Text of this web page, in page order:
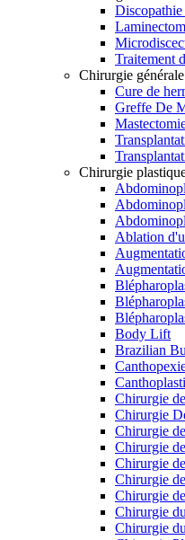
Traitement
Chirurgie générale
Cure de
Greffe De
Chirurgie
Ablation
Body Lift
Brazilian
Chirurgie
Chirurgie
Chirurgie
Chirurgie
Chirurgie
Chirurgie
Chirurgie
Chirurgie
Chirurgie